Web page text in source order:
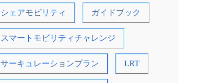
シェアモビリティ ガイドブック
スマートモビリティチャレンジ
サーキュレーションプラン LRT